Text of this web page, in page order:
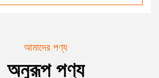
আমাদের পণ্য
অনুরূপ পণ্য